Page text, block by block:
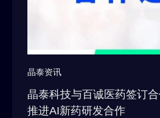
晶泰资讯
晶泰科技与百诚医药签订
推进AI新药研发合作